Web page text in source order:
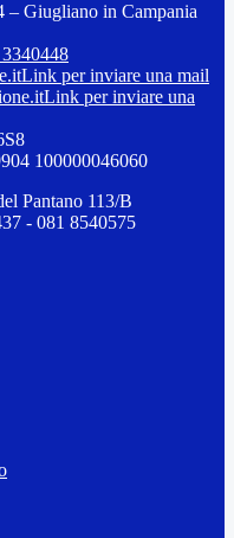
– Giugliano in Campania
Link per inviare una mail
Link per inviare una
100000046060
Pantano 113/B
- 081 8540575